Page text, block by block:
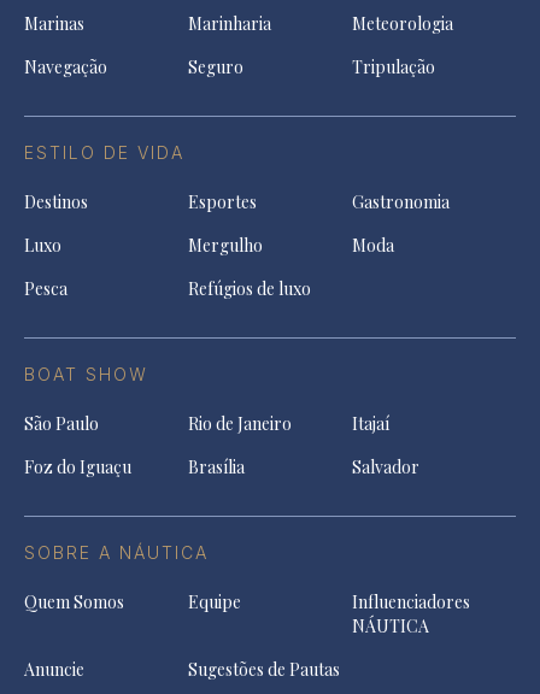
Marinas
Marinharia
Meteorologia
Navegação
Seguro Tripulação
ESTILO DE VIDA
Destinos Esportes
Gastronomia
Luxo
Mergulho
Moda
Pesca
Refúgios de luxo
BOAT SHOW
São Paulo Rio de Janeiro
Itajaí
Foz do Iguaçu
Brasília Salvador
SOBRE A NÁUTICA
Quem Somos Equipe
Influenciadores
NÁUTICA
Anuncie
Sugestões de Pautas